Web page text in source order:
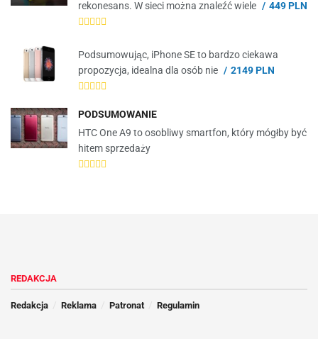
rekonesans. W sieci można znaleźć wiele
449 PLN
Podsumowując, iPhone SE to bardzo ciekawa
propozycja, idealna dla osób nie
2149 PLN
PODSUMOWANIE
HTC One A9 to osobliwy smartfon, który mógłby być
hitem sprzedaży
REDAKCJA
Redakcja Reklama Patronat Regulamin